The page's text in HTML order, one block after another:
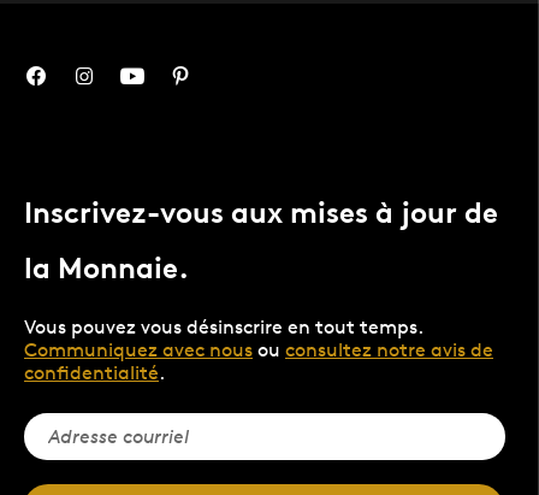
Inscrivez-vous aux mises à jour de
la Monnaie.
Vous pouvez vous désinscrire en tout temps.
Communiquez avec nous ou consultez notre avis de
confidentialité.